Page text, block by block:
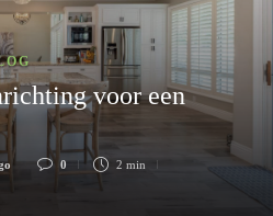
voor een
0
2 min